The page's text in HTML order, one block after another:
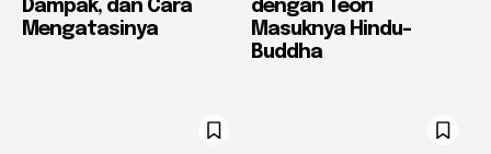
Dampak, dan Cara
Mengatasinya
dengan Teori
Masuknya Hindu-
Buddha